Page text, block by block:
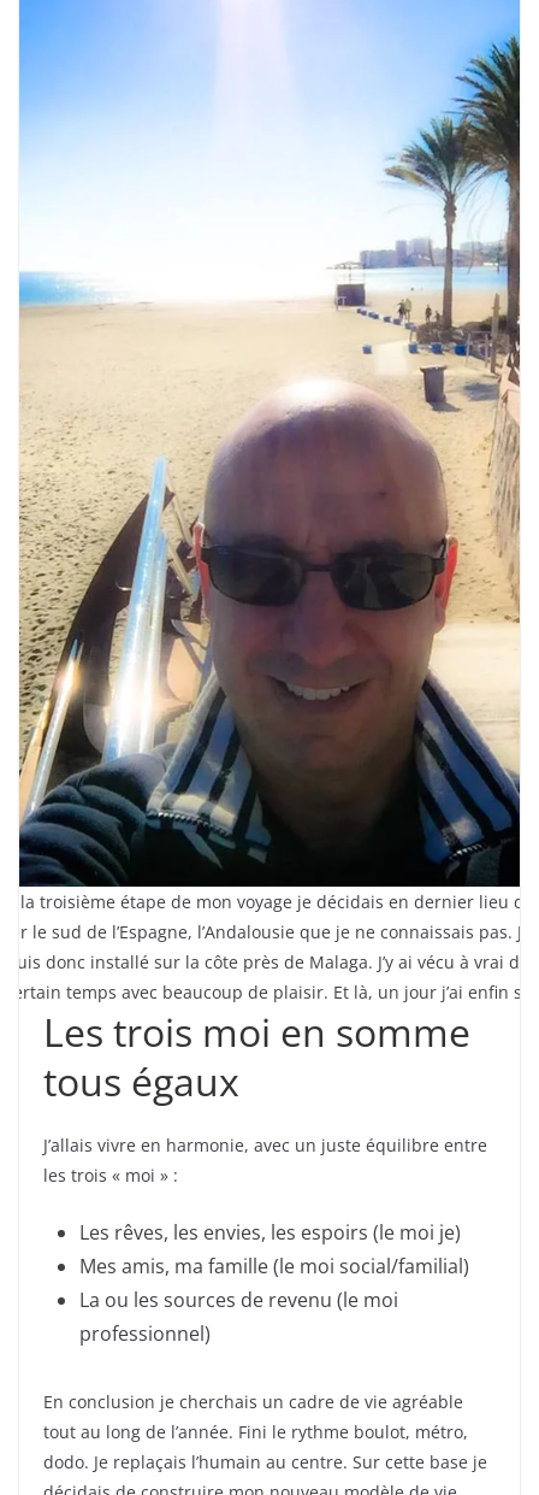
la troisième étape de mon voyage je décidais en dernier lieu de
le sud de l’Espagne, l’Andalousie que je ne connaissais pas. Je
suis donc installé sur la côte près de Malaga. J’y ai vécu à vrai
temps avec beaucoup de plaisir. Et là, un jour j’ai enfin su.
Les trois moi en somme
tous égaux
J’allais vivre en harmonie, avec un juste équilibre entre
les trois « moi » :
Les rêves, les envies, les espoirs (le moi je)
Mes amis, ma famille (le moi social/familial)
La ou les sources de revenu (le moi
professionnel)
En conclusion je cherchais un cadre de vie agréable
tout au long de l’année. Fini le rythme boulot, métro,
dodo. Je replaçais l’humain au centre. Sur cette base je